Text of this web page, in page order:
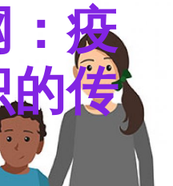
：疫
的传